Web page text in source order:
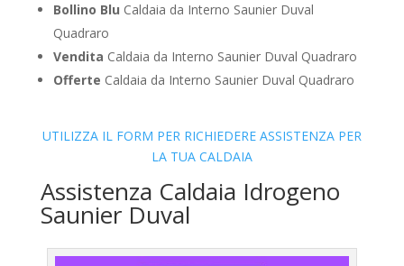
Bollino Blu Caldaia da Interno Saunier Duval
Quadraro
Vendita Caldaia da Interno Saunier Duval Quadraro
Offerte Caldaia da Interno Saunier Duval Quadraro
UTILIZZA IL FORM PER RICHIEDERE ASSISTENZA PER
LA TUA CALDAIA
Assistenza Caldaia Idrogeno
Saunier Duval